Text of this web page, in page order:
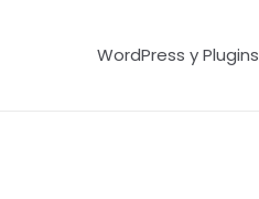
WordPress y Plugins